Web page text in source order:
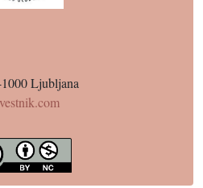
Ljubljana